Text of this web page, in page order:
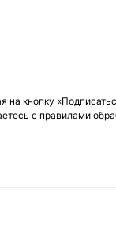
на кнопку
с правилами